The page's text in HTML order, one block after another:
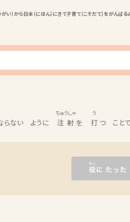
い）から日本（にほん）にきて子育て（こそだて）をがんば
らない ように 注射
ちゅうしゃ
を 打
う
つ ことで